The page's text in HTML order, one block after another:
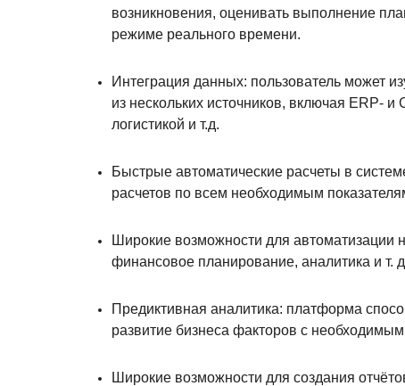
возникновения, оценивать выполнение
режиме реального времени.
Интеграция данных: пользователь может
из нескольких источников, включая ERP-
логистикой и т.д.
Быстрые автоматические расчеты в
расчетов по всем необходимым
Широкие возможности для
финансовое планирование, аналитика и т.
Предиктивная аналитика: платформа
развитие бизнеса факторов с
Широкие возможности для создания